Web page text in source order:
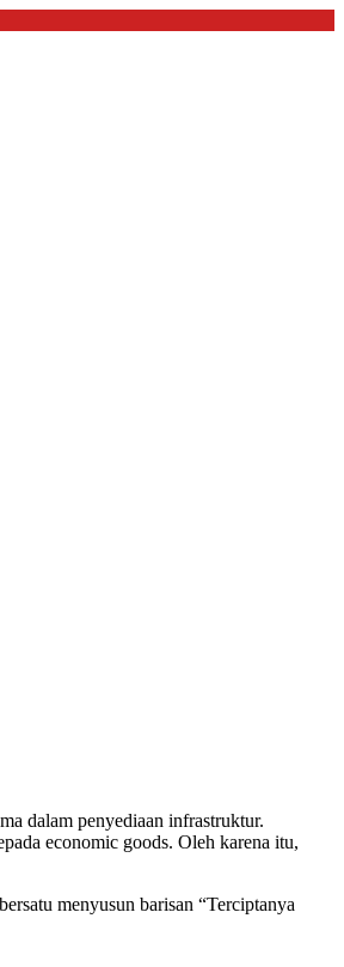
dalam penyediaan infrastruktur.
economic goods. Oleh karena itu,
menyusun barisan “Terciptanya